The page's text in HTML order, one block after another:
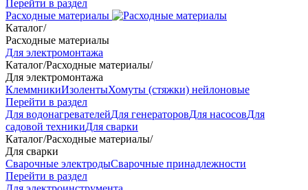
Перейти в раздел
Расходные материалы
Каталог/
Расходные материалы
Для электромонтажа
Каталог/Расходные материалы/
Для электромонтажа
КлеммникиИзолентыХомуты (стяжки) нейлоновые
Перейти в раздел
Для водонагревателейДля генераторовДля насосовДля
садовой техникиДля сварки
Каталог/Расходные материалы/
Для сварки
Сварочные электродыСварочные принадлежности
Перейти в раздел